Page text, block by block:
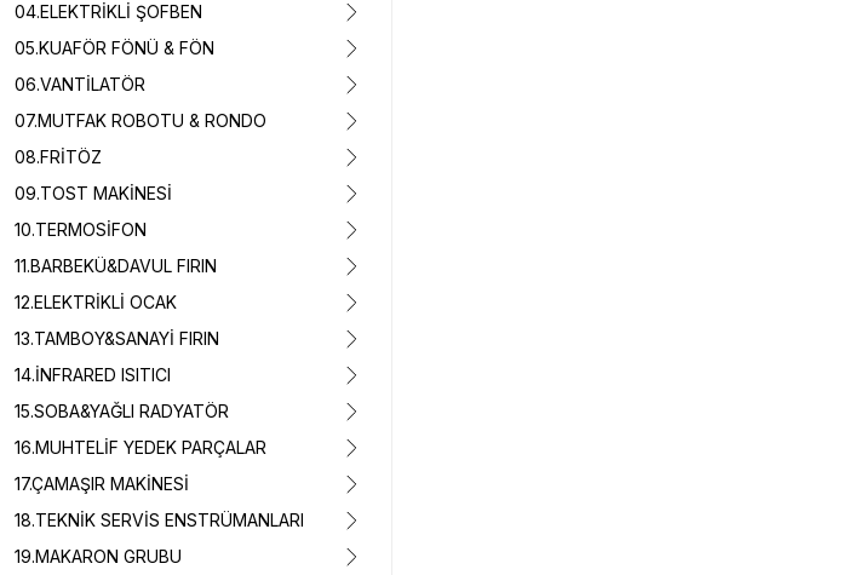
04.ELEKTRİKLİ ŞOFBEN
05.KUAFÖR FÖNÜ & FÖN
06.VANTİLATÖR
07.MUTFAK ROBOTU & RONDO
08.FRİTÖZ
09.TOST MAKİNESİ
10.TERMOSİFON
11.BARBEKÜ&DAVUL FIRIN
12.ELEKTRİKLİ OCAK
13.TAMBOY&SANAYİ FIRIN
14.İNFRARED ISITICI
15.SOBA&YAĞLI RADYATÖR
16.MUHTELİF YEDEK PARÇALAR
17.ÇAMAŞIR MAKİNESİ
18.TEKNİK SERVİS ENSTRÜMANLARI
19.MAKARON GRUBU